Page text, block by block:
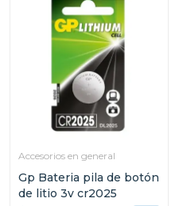
Accesorios en general
Gp Bateria pila de botón
de litio 3v cr2025